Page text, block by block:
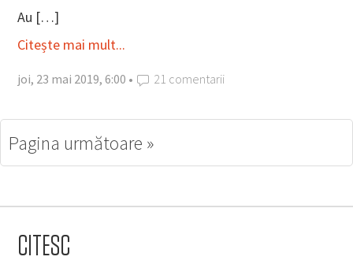
Au […]
Citește mai mult...
joi, 23 mai 2019, 6:00 • 21 comentarii
Pagina următoare »
CITESC